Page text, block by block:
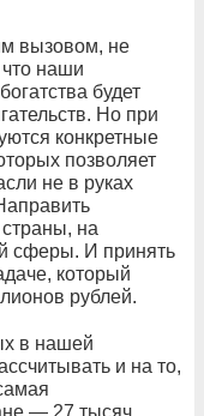
вызовом, не
что наши
будет
Но при
конкретные
позволяет
не в руках
на
сферы. И принять
который
рублей.
в нашей
и на то,
— 27 тысяч